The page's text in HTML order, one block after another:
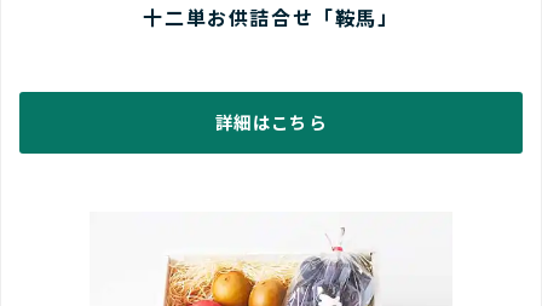
十二単お供詰合せ「鞍馬」
詳細はこちら